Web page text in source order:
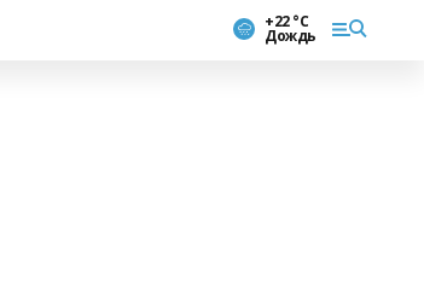
+22 °С
Дождь